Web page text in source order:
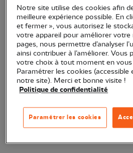
Mirebalais-Neuvillois, venez
busards.
Notre site utilise des cookies afin
meilleure expérience possible. En
et fermer », vous autorisez le
votre appareil pour améliorer votre
pages, nous permettre d’analyser
ainsi contribuer à l’améliorer. Vous
votre choix à tout moment en
Paramétrer les cookies (accessible
notre site). Merci et bonne visite !
Politique de confidentialité
Paramétrer les cookies